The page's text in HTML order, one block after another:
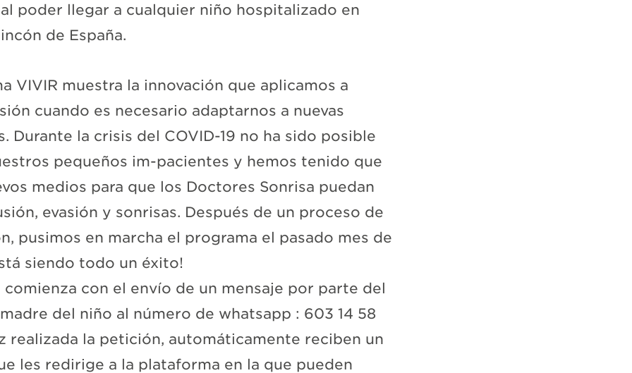
poder llegar a cualquier niño hospitalizado en
de España.
VIVIR muestra la innovación que aplicamos a
cuando es necesario adaptarnos a nuevas
Durante la crisis del COVID-19 no ha sido posible
pequeños im-pacientes y hemos tenido que
medios para que los Doctores Sonrisa puedan
evasión y sonrisas. Después de un proceso de
pusimos en marcha el programa el pasado mes de
siendo todo un éxito!
comienza con el envío de un mensaje por parte del
del niño al número de whatsapp : 603 14 58
realizada la petición, automáticamente reciben un
les redirige a la plataforma en la que pueden